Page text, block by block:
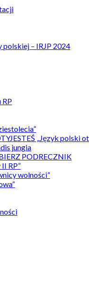
– IRJP 2024
RP
„Język polski
jungia
PODRECZNIK
RP”
wolności”